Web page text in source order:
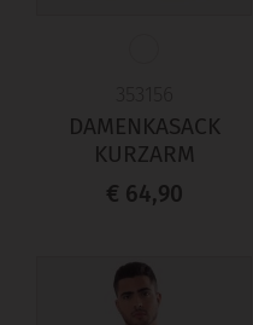
DAMENKASACK
KURZARM
€ 64,90